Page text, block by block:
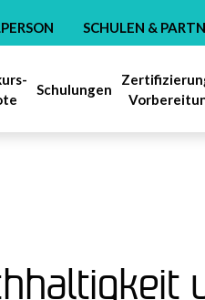
SCHULEN &
Schulungen